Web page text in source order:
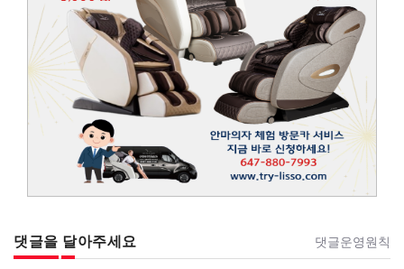
댓글을 달아주세요 댓글운영원칙